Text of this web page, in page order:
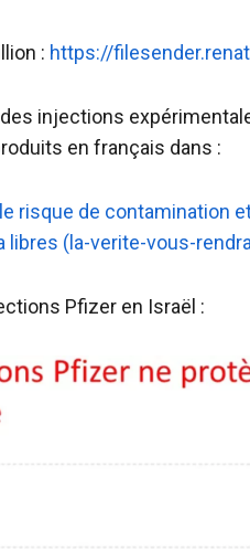
: https://
injections
en français dans :
risque de contamination
libres (la-verite-vous-
Pfizer en Israël :